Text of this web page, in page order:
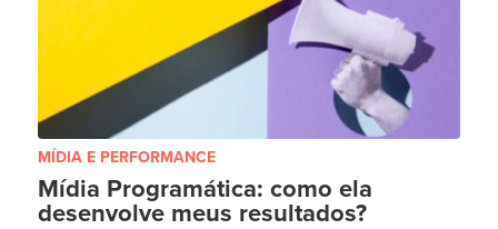
MÍDIA E PERFORMANCE
Mídia Programática: como ela
desenvolve meus resultados?